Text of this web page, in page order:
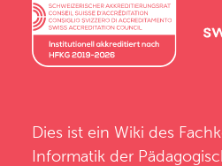
Dies ist ein Wiki des
Informatik der